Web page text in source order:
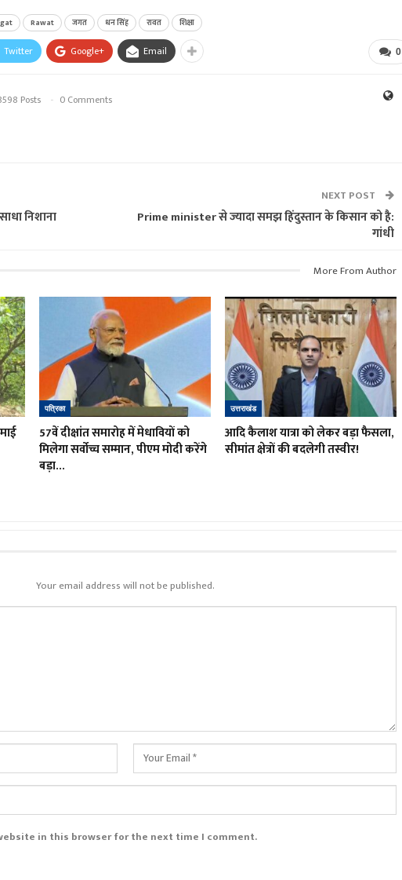
Rawat जगत धन सिंह रावत शिक्षा
0
Twitter Google+ Email
Posts 0 Comments
निशाना
NEXT POST
Prime minister से ज्यादा समझ हिंदुस्तान के किसान को है:
गांधी
More From Author
पत्रिका
57वें दीक्षांत समारोह में मेधावियों को
मिलेगा सर्वोच्च सम्मान, पीएम मोदी करेंगे
बड़ा…
उत्तराखंड
आदि कैलाश यात्रा को लेकर बड़ा फैसला,
सीमांत क्षेत्रों की बदलेगी तस्वीर!
Your email address will not be published.
in this browser for the next time I comment.